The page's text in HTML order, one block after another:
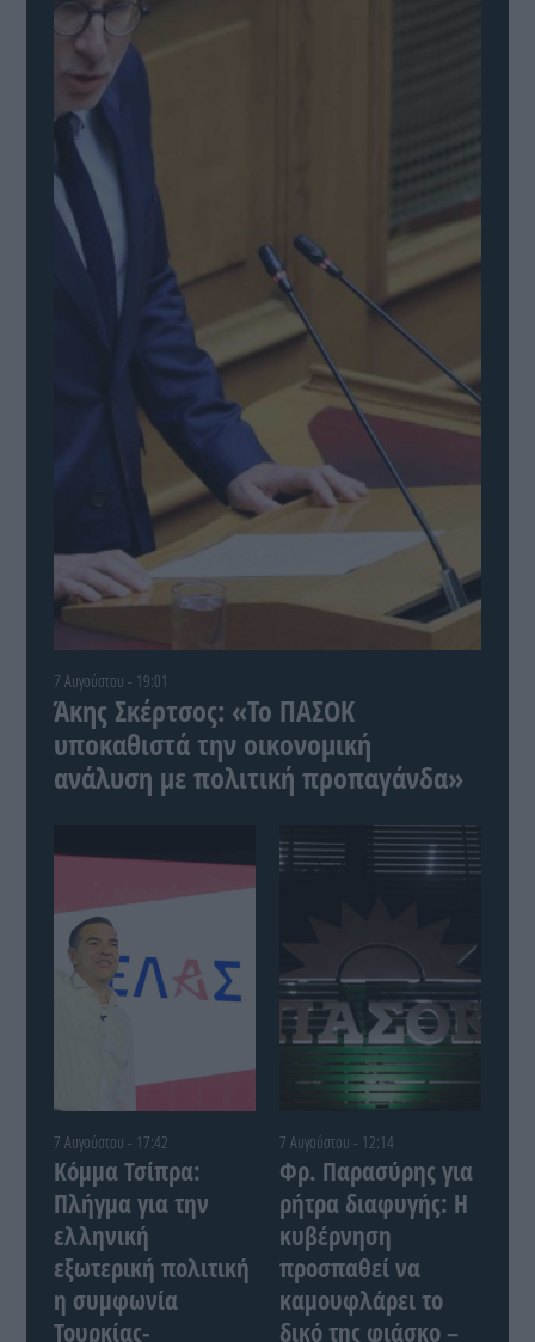
7 Αυγούστου - 19:01
Άκης Σκέρτσος: «Το ΠΑΣΟΚ
υποκαθιστά την οικονομική
ανάλυση με πολιτική προπαγάνδα»
7 Αυγούστου - 17:42
Κόμμα Τσίπρα:
Πλήγμα για την
ελληνική
εξωτερική πολιτική
η συμφωνία
Τουρκίας-
7 Αυγούστου - 12:14
Φρ. Παρασύρης για
ρήτρα διαφυγής: Η
κυβέρνηση
προσπαθεί να
καμουφλάρει το
δικό της φιάσκο –